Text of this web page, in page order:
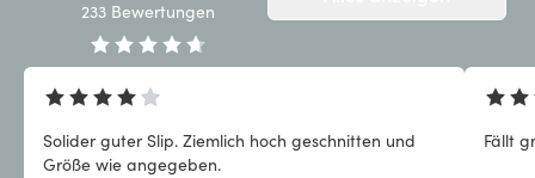
233 Bewertungen
Solider guter Slip. Ziemlich hoch geschnitten und
Größe wie angegeben.
Fällt